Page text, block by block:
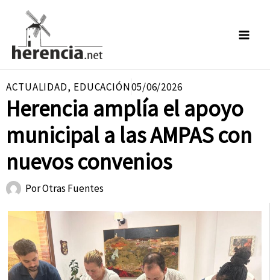
contenido
ACTUALIDAD, EDUCACIÓN05/06/2026
Herencia amplía el apoyo
municipal a las AMPAS con
nuevos convenios
PorOtras Fuentes